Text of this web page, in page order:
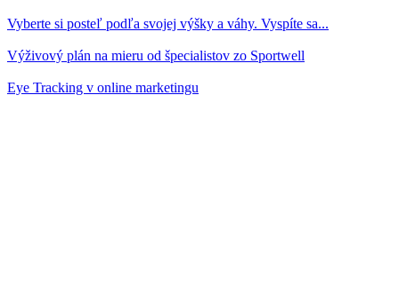
Vyberte si posteľ podľa svojej výšky a váhy. Vyspíte sa...
Výživový plán na mieru od špecialistov zo Sportwell
Eye Tracking v online marketingu